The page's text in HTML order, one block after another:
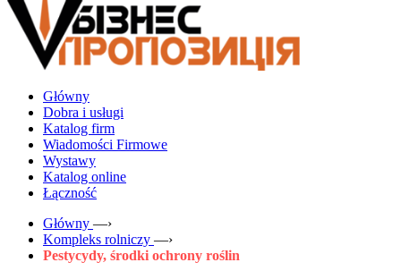
Główny
Dobra i usługi
Katalog firm
Wiadomości Firmowe
Wystawy
Katalog online
Łączność
Główny —›
Kompleks rolniczy —›
Pestycydy, środki ochrony roślin